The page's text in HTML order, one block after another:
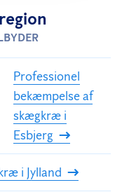
Professionel
bekæmpelse af
skægkræ i
Esbjerg
i Jylland